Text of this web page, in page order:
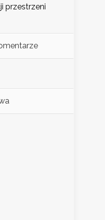
przestrzeni